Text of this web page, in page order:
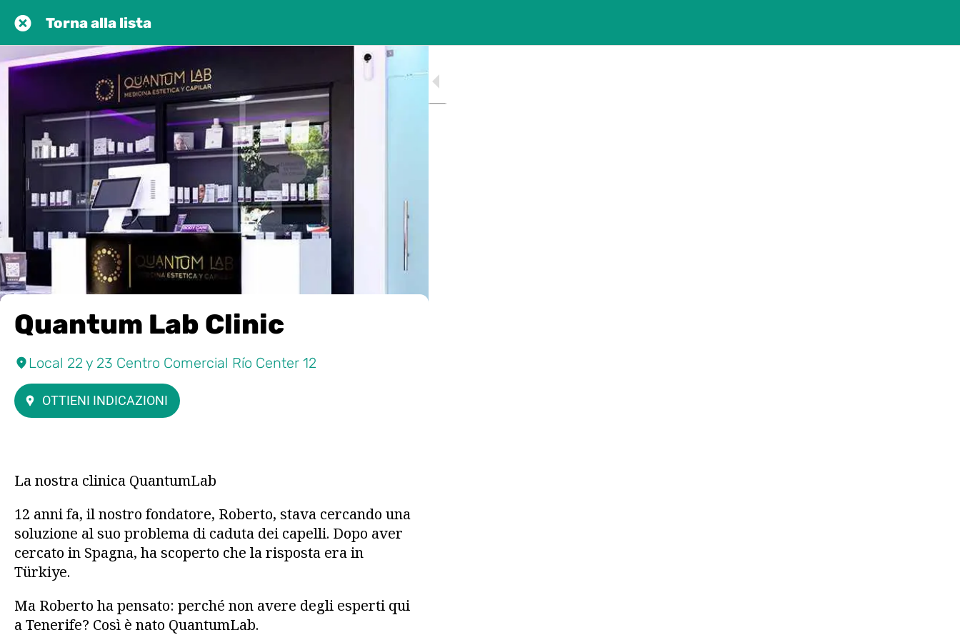
Torna alla lista
Quantum Lab Clinic
Local 22 y 23 Centro Comercial Río Center 12
OTTIENI INDICAZIONI
La nostra clinica QuantumLab
12 anni fa, il nostro fondatore, Roberto, stava cercando una
soluzione al suo problema di caduta dei capelli. Dopo aver
cercato in Spagna, ha scoperto che la risposta era in
Türkiye.
Ma Roberto ha pensato: perché non avere degli esperti qui
a Tenerife? Così è nato QuantumLab.